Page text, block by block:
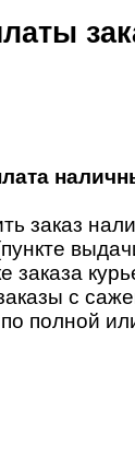
заказ
заказа
с
полной